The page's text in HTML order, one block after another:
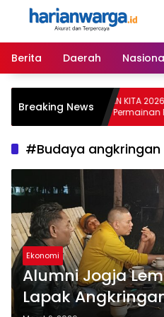
Langsung
Berita
Daerah
Breaking News
Hari Kedua TEMAN KITA 2026 di
Meriah dengan Permainan
Dukungan Bupati
#Budaya angkringan
Ekonomi
Alumni Jogja
Lapak